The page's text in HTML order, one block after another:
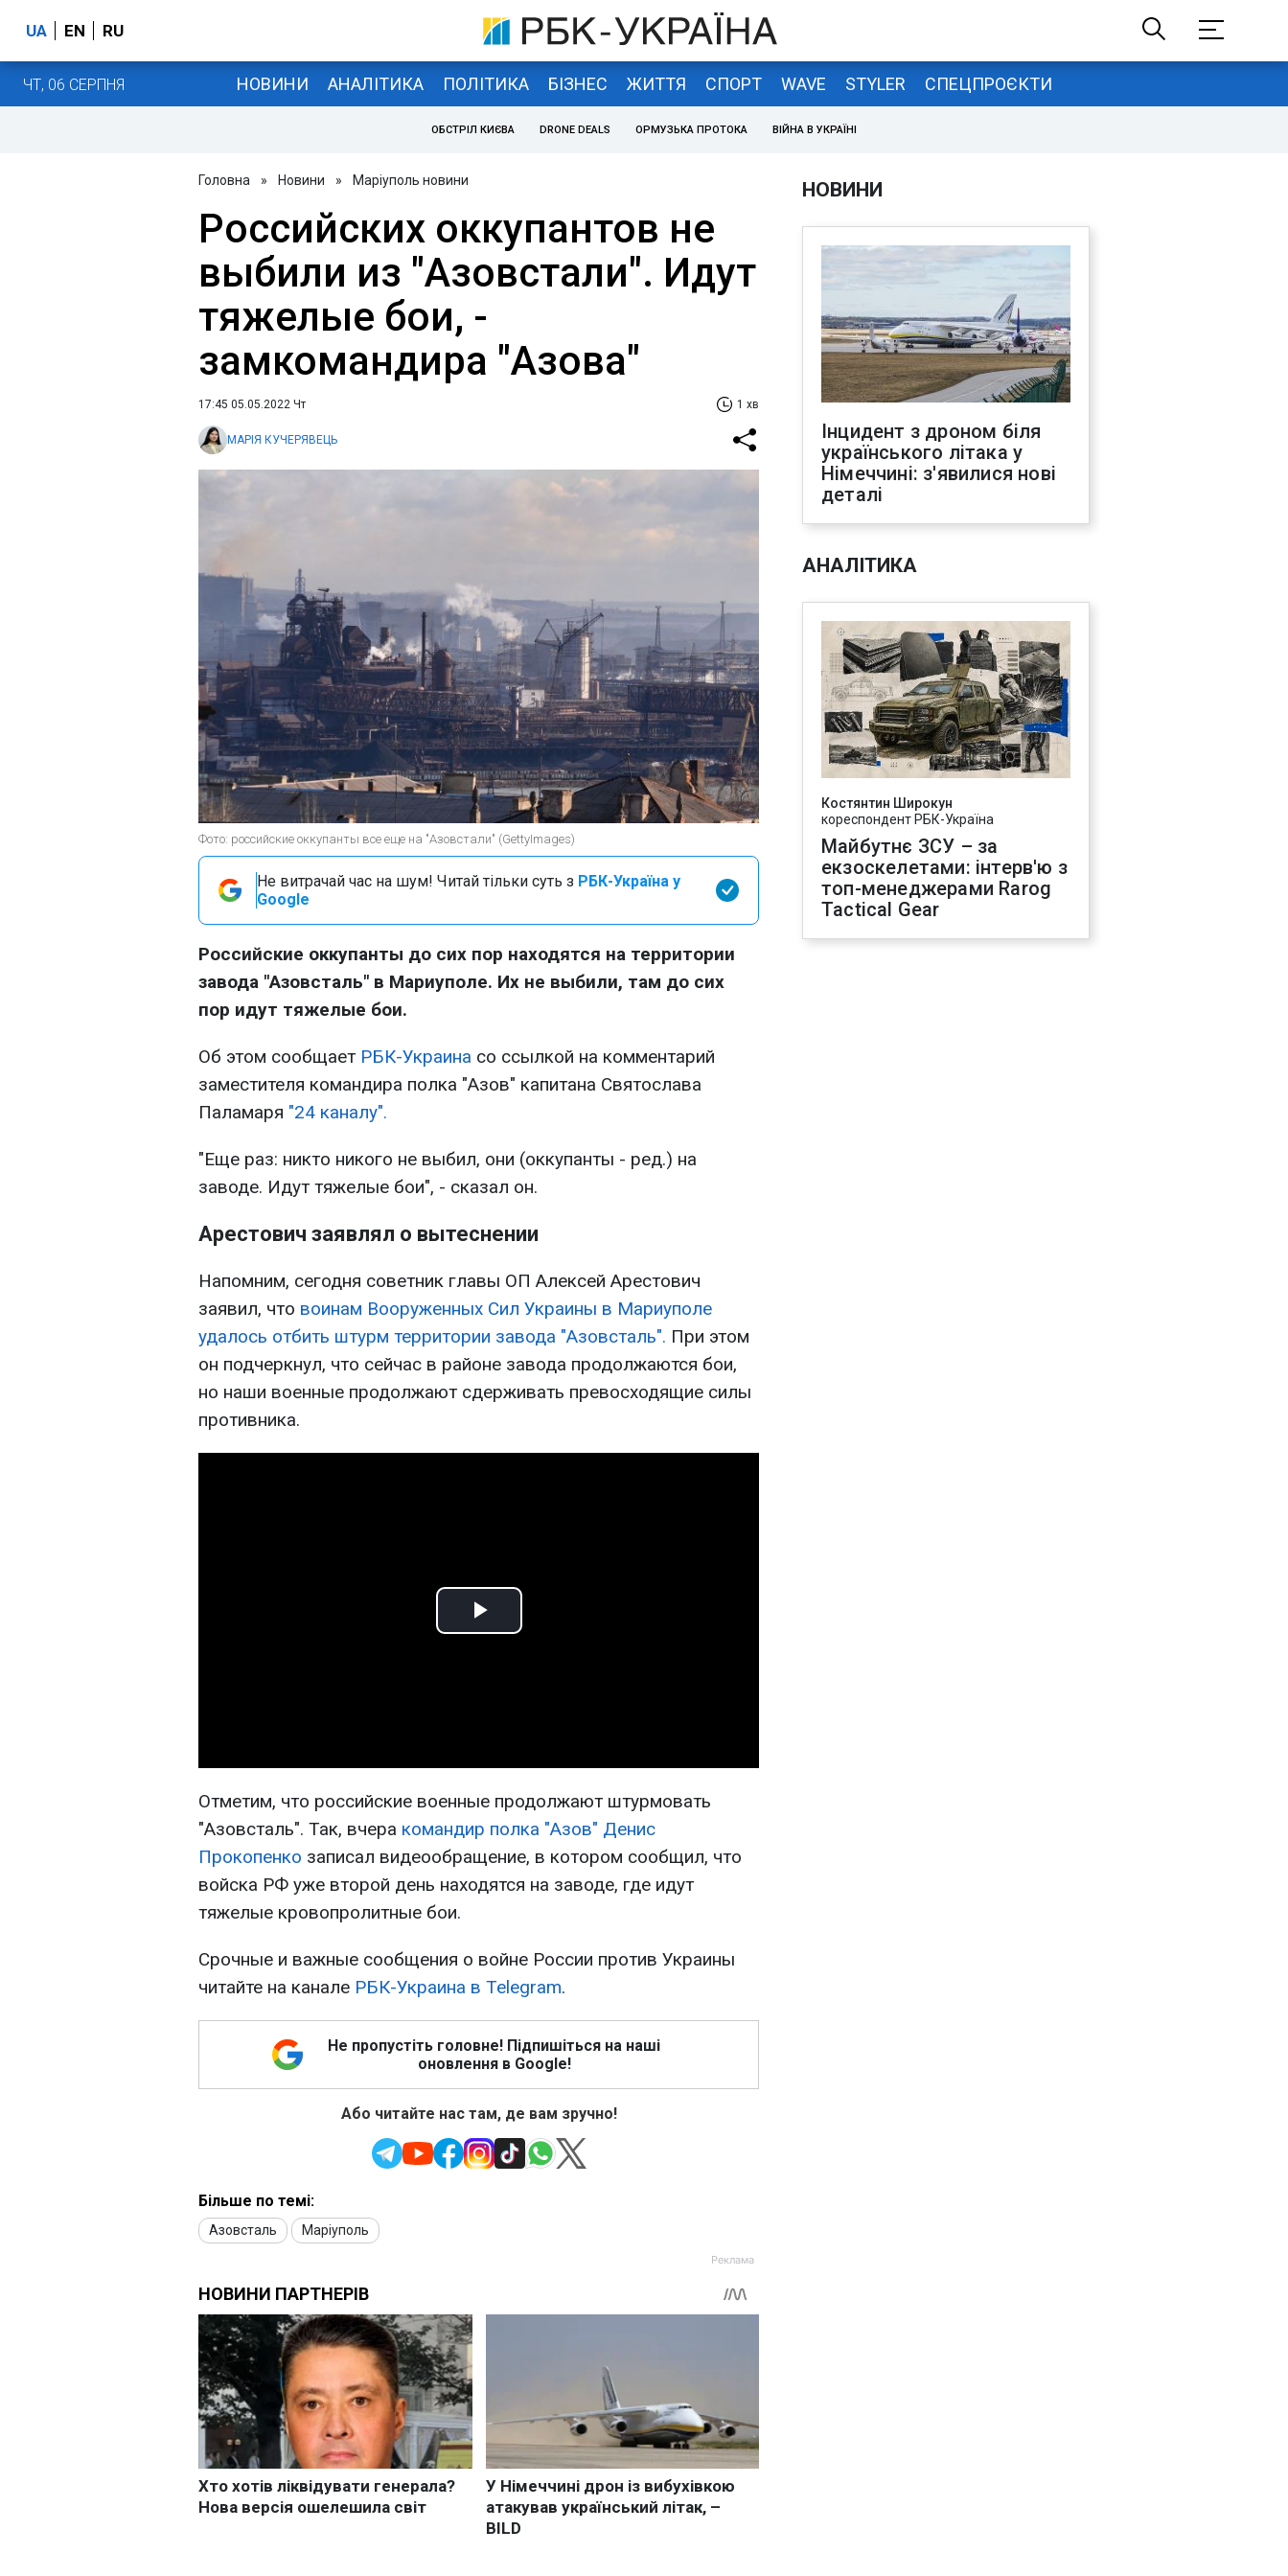
UA EN RU
ЧТ, 06 СЕРПНЯ НОВИНИ АНАЛІТИКА ПОЛІТИКА БІЗНЕС ЖИТТЯ СПОРТ WAVE STYLER СПЕЦПРОЄКТИ
ОБСТРІЛ КИЄВА DRONE DEALS ОРМУЗЬКА ПРОТОКА ВІЙНА В УКРАЇНІ
Головна » Новини » Маріуполь новини
Российских оккупантов не
выбили из "Азовстали". Идут
тяжелые бои, -
замкомандира "Азова"
17:45 05.05.2022 Чт 1 хв
МАРІЯ КУЧЕРЯВЕЦЬ
Фото: российские оккупанты все еще на "Азовстали" (GettyImages)
Не витрачай час на шум! Читай тільки суть з РБК-Україна у
Google
Российские оккупанты до сих пор находятся на территории
завода "Азовсталь" в Мариуполе. Их не выбили, там до сих
пор идут тяжелые бои.
Об этом сообщает РБК-Украина со ссылкой на комментарий
заместителя командира полка "Азов" капитана Святослава
Паламаря "24 каналу".
"Еще раз: никто никого не выбил, они (оккупанты - ред.) на
заводе. Идут тяжелые бои", - сказал он.
Арестович заявлял о вытеснении
Напомним, сегодня советник главы ОП Алексей Арестович
заявил, что воинам Вооруженных Сил Украины в Мариуполе
удалось отбить штурм территории завода "Азовсталь". При этом
он подчеркнул, что сейчас в районе завода продолжаются бои,
но наши военные продолжают сдерживать превосходящие силы
противника.
Play
Отметим, что российские военные продолжают штурмовать
"Азовсталь". Так, вчера командир полка "Азов" Денис
Прокопенко записал видеообращение, в котором сообщил, что
войска РФ уже второй день находятся на заводе, где идут
тяжелые кровопролитные бои.
Срочные и важные сообщения о войне России против Украины
читайте на канале РБК-Украина в Telegram.
Не пропустіть головне! Підпишіться на наші
оновлення в Google!
Або читайте нас там, де вам зручно!
Більше по темі:
Азовсталь Маріуполь
НОВИНИ
Інцидент з дроном біля
українського літака у
Німеччині: з'явилися нові
деталі
АНАЛІТИКА
Костянтин Широкун
кореспондент РБК-Україна
Майбутнє ЗСУ – за
екзоскелетами: інтерв'ю з
топ-менеджерами Rarog
Tactical Gear